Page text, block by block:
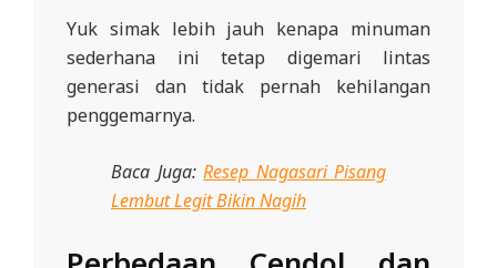
Yuk simak lebih jauh kenapa minuman
sederhana ini tetap digemari lintas
generasi dan tidak pernah kehilangan
penggemarnya.
Baca Juga: Resep Nagasari Pisang
Lembut Legit Bikin Nagih